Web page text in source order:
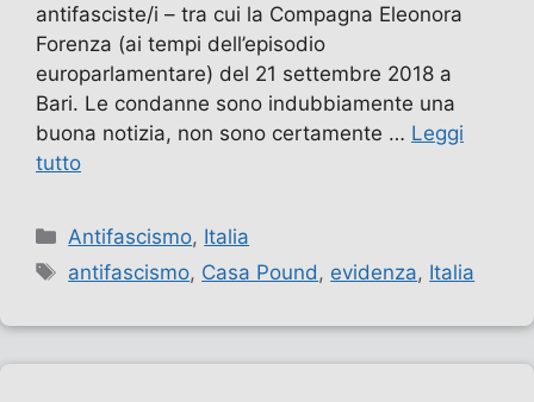
antifasciste/i – tra cui la Compagna Eleonora
Forenza (ai tempi dell’episodio
europarlamentare) del 21 settembre 2018 a
Bari. Le condanne sono indubbiamente una
buona notizia, non sono certamente … Leggi
tutto
Categorie
Antifascismo, Italia
Tag
antifascismo, Casa Pound , evidenza, Italia